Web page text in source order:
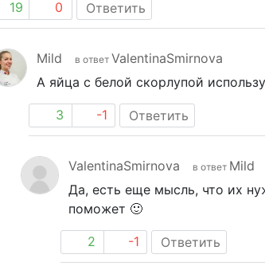
19 0 Ответить
Mild в ответ ValentinaSmirnova
А яйца с белой скорлупой
3 -1 Ответить
ValentinaSmirnova в ответ Mild
Да, есть еще мысль, что их
поможет 🙂
2 -1 Ответить